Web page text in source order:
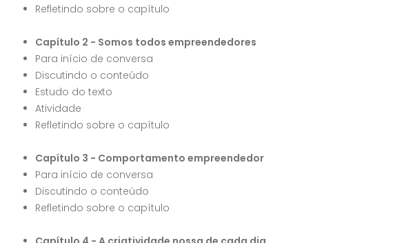
Refletindo sobre o capítulo
Capítulo 2 - Somos todos empreendedores
Para início de conversa
Discutindo o conteúdo
Estudo do texto
Atividade
Refletindo sobre o capítulo
Capítulo 3 - Comportamento empreendedor
Para início de conversa
Discutindo o conteúdo
Refletindo sobre o capítulo